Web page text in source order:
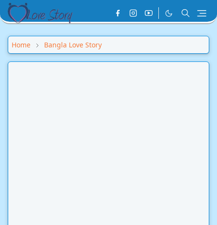
Home Bangla Love Story